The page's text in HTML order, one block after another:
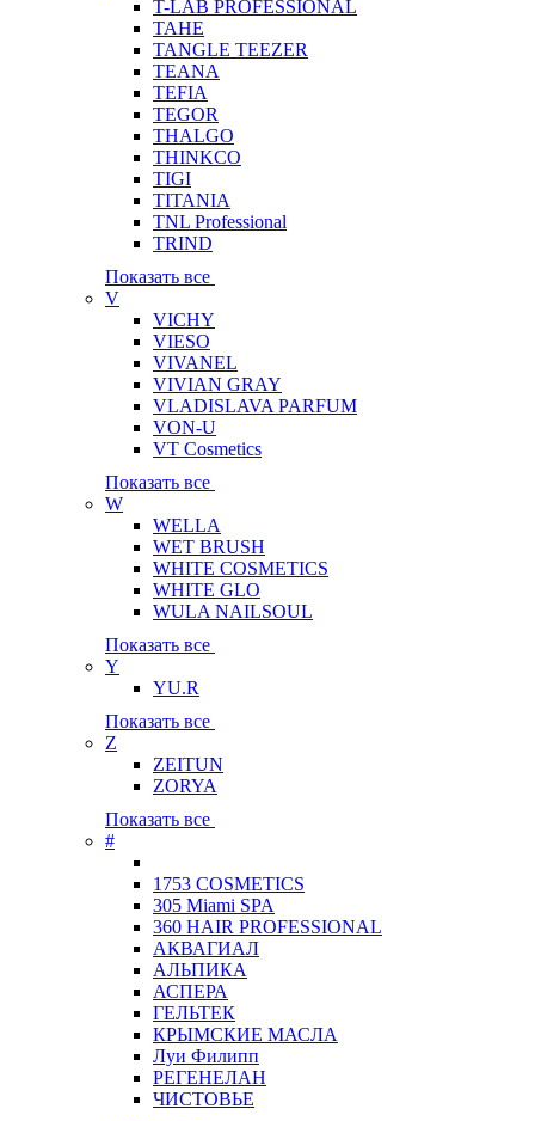
T-LAB PROFESSIONAL
TAHE
TANGLE TEEZER
TEANA
TEFIA
TEGOR
THALGO
THINKCO
TIGI
TITANIA
TNL Professional
TRIND
Показать все
V
VICHY
VIESO
VIVANEL
VIVIAN GRAY
VLADISLAVA PARFUM
VON-U
VT Cosmetics
Показать все
W
WELLA
WET BRUSH
WHITE COSMETICS
WHITE GLO
WULA NAILSOUL
Показать все
Y
YU.R
Показать все
Z
ZEITUN
ZORYA
Показать все
#
1753 COSMETICS
305 Miami SPA
360 HAIR PROFESSIONAL
АКВАГИАЛ
АЛЬПИКА
АСПЕРА
ГЕЛЬТЕК
КРЫМСКИЕ МАСЛА
Луи Филипп
РЕГЕНЕЛАН
ЧИСТОВЬЕ